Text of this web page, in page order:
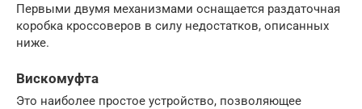
Первыми двумя механизмами оснащается раздаточная
коробка кроссоверов в силу недостатков, описанных
ниже.
Вискомуфта
Это наиболее простое устройство, позволяющее